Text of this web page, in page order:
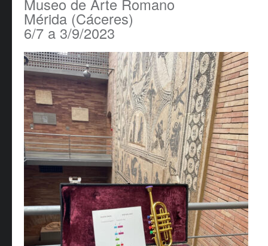
Museo de Arte Romano
Mérida (Cáceres)
6/7 a 3/9/2023